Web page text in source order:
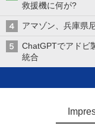
救援機に何が?
アマゾン、兵庫県
ChatGPTでアドビ
統合